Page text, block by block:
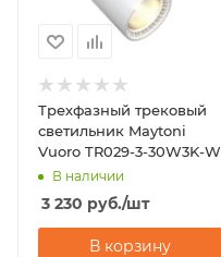
Трехфазный трековый
светильник Maytoni
Vuoro TR029-3-30W3K-W
В наличии
3 230 руб./шт
В корзину